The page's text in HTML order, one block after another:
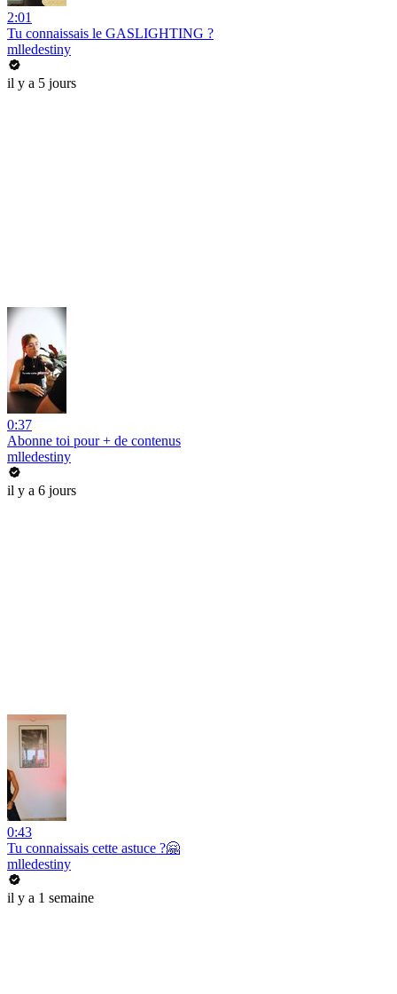
2:01
Tu connaissais le GASLIGHTING ?
mlledestiny
il y a 5 jours
0:37
Abonne toi pour + de contenus
mlledestiny
il y a 6 jours
0:43
Tu connaissais cette astuce ?🤗
mlledestiny
il y a 1 semaine